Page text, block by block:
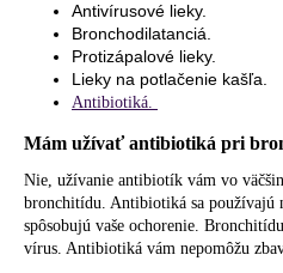
Antivírusové lieky.
Bronchodilatanciá.
Protizápalové lieky.
Lieky na potlačenie kašľa.
Antibiotiká.
Mám užívať antibiotiká pri
Nie, užívanie antibiotík vám vo
bronchitídu. Antibiotiká sa používajú
spôsobujú vaše ochorenie.
vírus. Antibiotiká vám nepomôžu